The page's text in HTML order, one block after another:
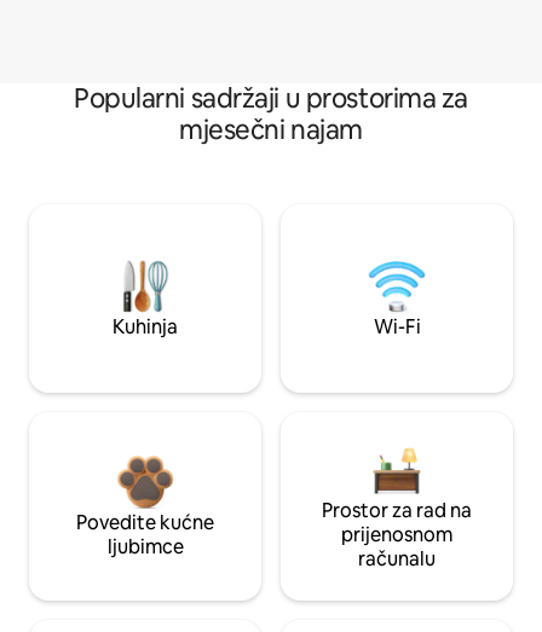
Popularni sadržaji u prostorima za
mjesečni najam
Kuhinja Wi-Fi
Povedite kućne
ljubimce
Prostor za rad na
prijenosnom
računalu